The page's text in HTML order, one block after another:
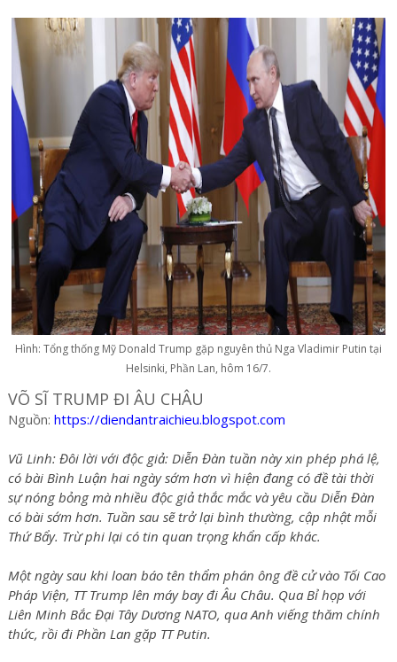
Hình: Tổng thống Mỹ Donald Trump gặp nguyên thủ Nga Vladimir Putin tại
Helsinki, Phần Lan, hôm 16/7.
VÕ SĨ TRUMP ĐI ÂU CHÂU
Nguồn: https://diendantraichieu.blogspot.com
Vũ Linh: Đôi lời với độc giả: Diễn Đàn tuần này xin phép phá lệ,
có bài Bình Luận hai ngày sớm hơn vì hiện đang có đề tài thời
sự nóng bỏng mà nhiều độc giả thắc mắc và yêu cầu Diễn Đàn
có bài sớm hơn. Tuần sau sẽ trở lại bình thường, cập nhật mỗi
Thứ Bẩy. Trừ phi lại có tin quan trọng khẩn cấp khác.
Một ngày sau khi loan báo tên thẩm phán ông đề cử vào Tối Cao
Pháp Viện, TT Trump lên máy bay đi Âu Châu. Qua Bỉ họp với
Liên Minh Bắc Đại Tây Dương NATO, qua Anh viếng thăm chính
thức, rồi đi Phần Lan gặp TT Putin.